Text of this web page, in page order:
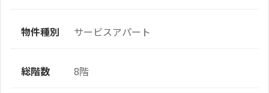
物件種別 サービスアパート
総階数 8階